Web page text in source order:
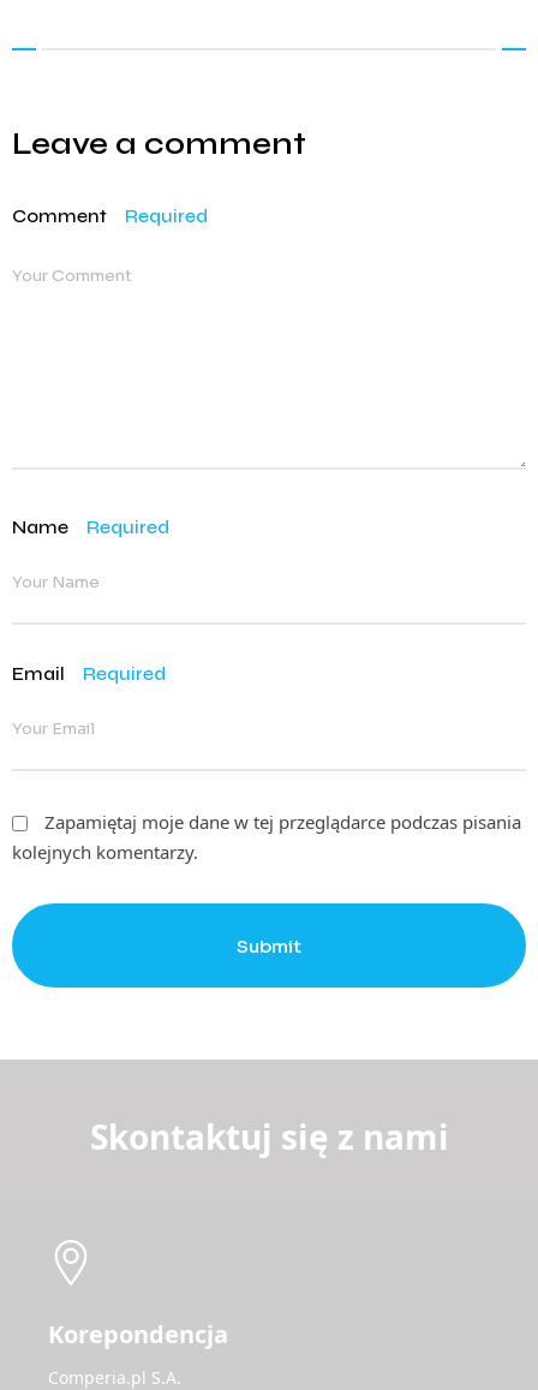
Leave a comment
Comment Required
Name Required
Email Required
Zapamiętaj moje dane w tej przeglądarce podczas pisania
kolejnych komentarzy.
Submit
Skontaktuj się z nami
Korepondencja
Comperia.pl S.A.